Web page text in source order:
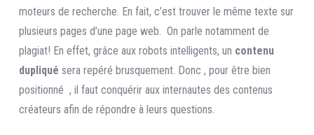
moteurs de recherche. En fait, c’est trouver le même texte sur
plusieurs pages d’une page web. On parle notamment de
plagiat! En effet, grâce aux robots intelligents, un contenu
dupliqué sera repéré brusquement. Donc , pour être bien
positionné , il faut conquérir aux internautes des contenus
créateurs afin de répondre à leurs questions.